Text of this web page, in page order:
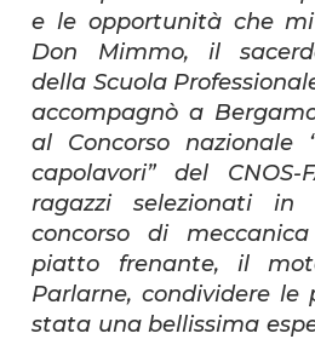
e le opportunità che
Don Mimmo, il
della Scuola
accompagnò a
al Concorso nazionale
capolavori” del
ragazzi selezionati
concorso di
piatto frenante, il
Parlarne, condividere le
stata una bellissima